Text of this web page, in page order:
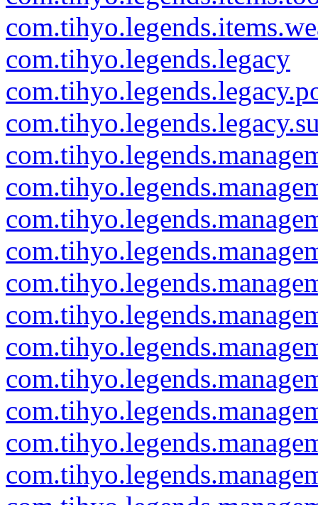
com.tihyo.legends.legacy